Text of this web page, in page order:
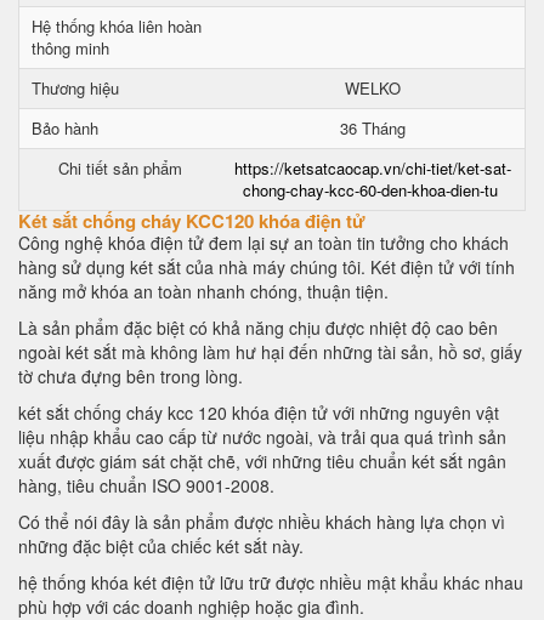
Hệ thống khóa liên hoàn
thông minh
Thương hiệu
WELKO
Bảo hành
36 Tháng
Chi tiết sản phẩm
https://ketsatcaocap.vn/chi-tiet/ket-sat-
chong-chay-kcc-60-den-khoa-dien-tu
Két sắt chống cháy KCC120 khóa điện tử
Công nghệ khóa điện tử đem lại sự an toàn tin tưởng cho khách
hàng sử dụng két sắt của nhà máy chúng tôi. Két điện tử với tính
năng mở khóa an toàn nhanh chóng, thuận tiện.
Là sản phẩm đặc biệt có khả năng chịu được nhiệt độ cao bên
ngoài két sắt mà không làm hư hại đến những tài sản, hồ sơ, giấy
tờ chưa đựng bên trong lòng.
két sắt chống cháy kcc 120 khóa điện tử với những nguyên vật
liệu nhập khẩu cao cấp từ nước ngoài, và trải qua quá trình sản
xuất được giám sát chặt chẽ, với những tiêu chuẩn két sắt ngân
hàng, tiêu chuẩn ISO 9001-2008.
Có thể nói đây là sản phẩm được nhiều khách hàng lựa chọn vì
những đặc biệt của chiếc két sắt này.
hệ thống khóa két điện tử lữu trữ được nhiều mật khẩu khác nhau
phù hợp với các doanh nghiệp hoặc gia đình.